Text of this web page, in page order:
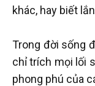
khác, hay biết
Trong đời sống
chỉ trích mọi lối
phong phú của